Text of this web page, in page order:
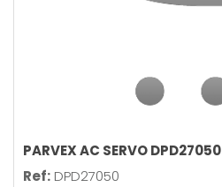
PARVEX AC SERVO DPD27050
Ref: DPD27050